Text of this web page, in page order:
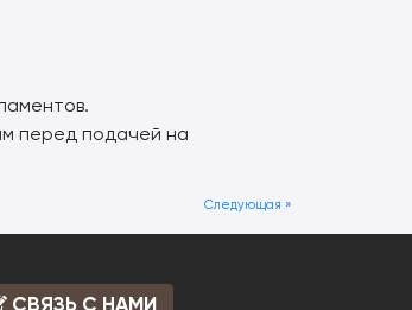
перед подачей на
Следующая »
СВЯЗЬ С НАМИ